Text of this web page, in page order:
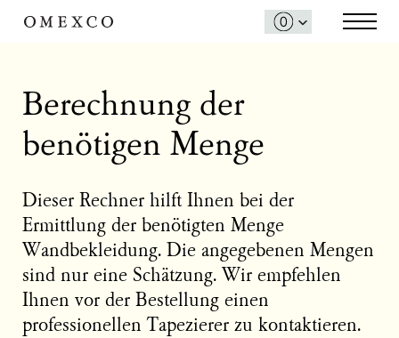
Berechnung der
benötigen Menge
Dieser Rechner hilft Ihnen bei der
Ermittlung der benötigten Menge
Wandbekleidung. Die angegebenen Mengen
sind nur eine Schätzung. Wir empfehlen
Ihnen vor der Bestellung einen
professionellen Tapezierer zu kontaktieren.